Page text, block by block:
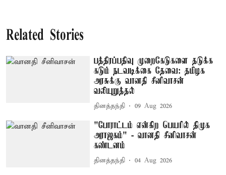
Related Stories
பத்திரப்பதிவு முறைகேடுகளை தடுக்க
கடும் நடவடிக்கை தேவை: தமிழக
அரசுக்கு வானதி சீனிவாசன்
வலியுறுத்தல்
தினத்தந்தி 09 Aug 2026
"போராட்டம் என்கிற பெயரில் திமுக
அராஜகம்" - வானதி சீனிவாசன்
கண்டனம்
தினத்தந்தி 04 Aug 2026